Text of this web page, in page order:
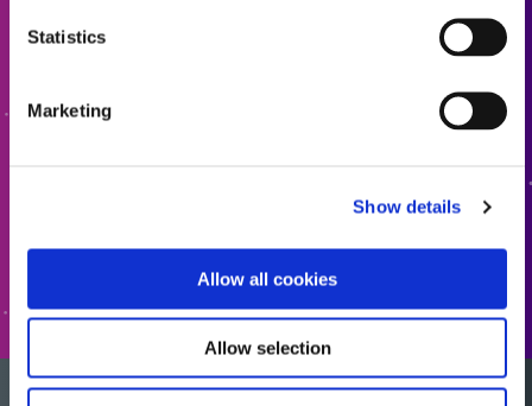
Statistics
Marketing
Show details
Allow all cookies
Allow selection
Bereit für den nächsten Schritt? Ein Mitglied des Dymax-
Teams wird sich in Kürze bei Ihnen melden.
ZUM FORMULAR